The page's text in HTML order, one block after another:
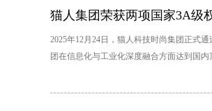
猫人集团荣获两项国家3A级
2025年12月24日，猫人科技时尚集团正式
团在信息化与工业化深度融合方面达到国